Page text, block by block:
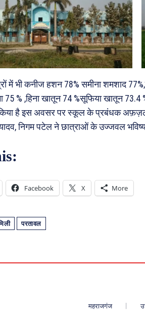
में भी कनीज हशन 78% समीना शमशाद
75 % ,हिना खातून 74 %सूफिया खातून
किया है इस अवसर पर स्कूल के प्रबंधक
निगम पटेल ने छात्राओं के उज्जवल
Facebook X More
परतावल
महराजगंज